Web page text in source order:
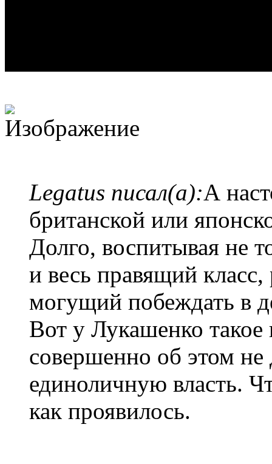
Legatus писал(а):А
британской или
Долго, воспитывая не
и весь правящий
могущий побеждать в
Вот у Лукашенко
совершенно об этом
единоличную власть.
как проявилось.